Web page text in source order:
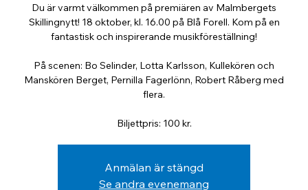
Du är varmt välkommen på premiären av Malmbergets
Skillingnytt! 18 oktober, kl. 16.00 på Blå Forell. Kom på en
fantastisk och inspirerande musikföreställning!
På scenen: Bo Selinder, Lotta Karlsson, Kullekören och
Manskören Berget, Pernilla Fagerlönn, Robert Råberg med
flera.
Biljettpris: 100 kr.
Anmälan är stängd
Se andra evenemang